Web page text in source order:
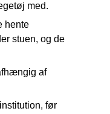
med.
hente
stuen, og de
af
før